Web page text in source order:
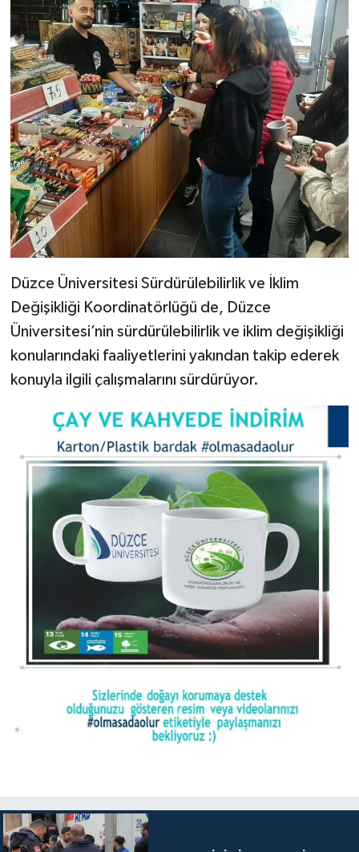
Düzce Üniversitesi Sürdürülebilirlik ve İklim
Değişikliği Koordinatörlüğü de, Düzce
Üniversitesi’nin sürdürülebilirlik ve iklim değişikliği
konularındaki faaliyetlerini yakından takip ederek
konuyla ilgili çalışmalarını sürdürüyor.